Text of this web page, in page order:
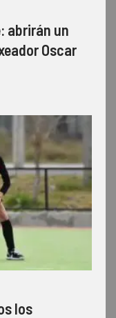
abrirán un
Oscar
los